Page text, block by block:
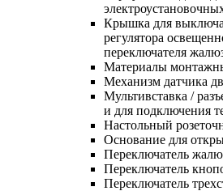
Крышка для
регулятора
переключателя
Материалы
Механизм датчика
Мультивставка /
и для подключения
Настольный
Основание для
Переключатель
Переключатель
Переключатель